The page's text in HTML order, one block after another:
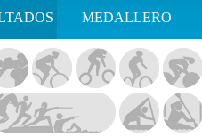
MEDALLERO